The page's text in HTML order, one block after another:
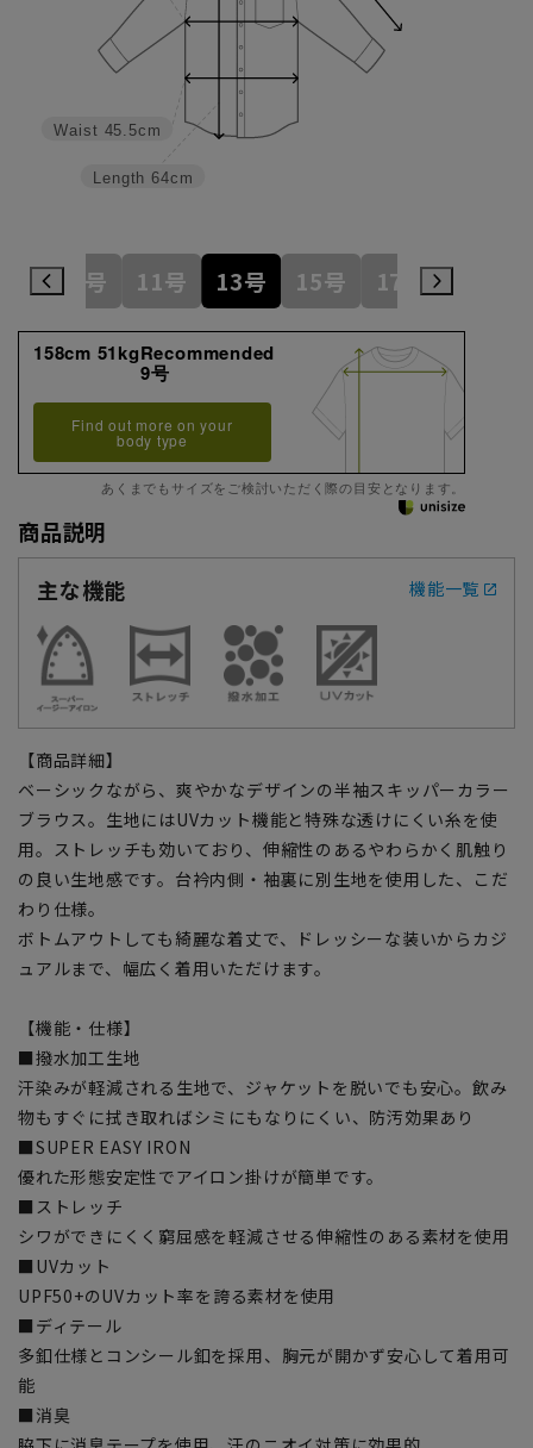
Length 64cm
Waist 45.5cm
7号 9号 11号 13号 15号 17号
158cm 51kgRecommended
9号
Find out more on your
body type
あくまでもサイズをご検討いただく際の目安となります。
商品説明
主な機能
機能一覧
【商品詳細】
ベーシックながら、爽やかなデザインの半袖スキッパーカラー
ブラウス。生地にはUVカット機能と特殊な透けにくい糸を使
用。ストレッチも効いており、伸縮性のあるやわらかく肌触り
の良い生地感です。台衿内側・袖裏に別生地を使用した、こだ
わり仕様。
ボトムアウトしても綺麗な着丈で、ドレッシーな装いからカジ
ュアルまで、幅広く着用いただけます。
【機能・仕様】
■撥水加工生地
汗染みが軽減される生地で、ジャケットを脱いでも安心。飲み
物もすぐに拭き取ればシミにもなりにくい、防汚効果あり
■SUPER EASY IRON
優れた形態安定性でアイロン掛けが簡単です。
■ストレッチ
シワができにくく窮屈感を軽減させる伸縮性のある素材を使用
■UVカット
UPF50+のUVカット率を誇る素材を使用
■ディテール
多釦仕様とコンシール釦を採用、胸元が開かず安心して着用可
能
■消臭